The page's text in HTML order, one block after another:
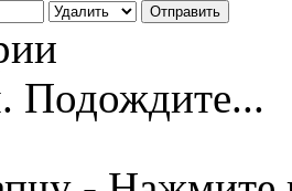
Подождите...